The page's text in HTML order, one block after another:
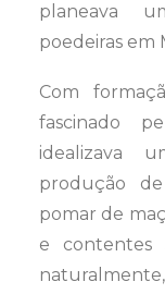
planeava
poedeiras em
Com
fascinado
idealizava
produção
pomar de
e contentes